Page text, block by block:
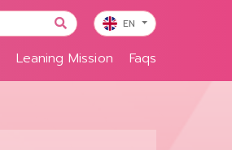
EN
Leaning Mission Faqs